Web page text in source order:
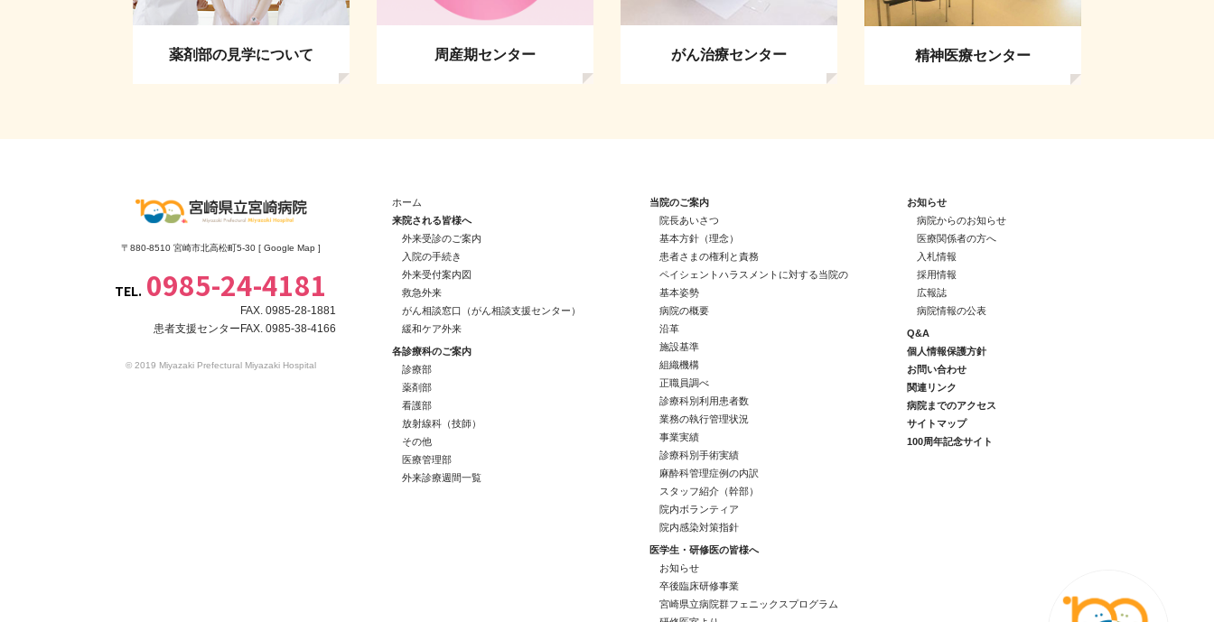
周産期センター がん治療センター 精神医療センター
〒880-8510 宮崎市北高松町5-30 [ Google Map ]
TEL. 0985-24-4181
FAX. 0985-28-1881
患者支援センターFAX. 0985-38-4166
© 2019 Miyazaki Prefectural Miyazaki Hospital
ホーム
来院される皆様へ
外来受診のご案内
入院の手続き
外来受付案内図
救急外来
がん相談窓口（がん相談支援センター）
緩和ケア外来
各診療科のご案内
診療部
薬剤部
看護部
放射線科（技師）
その他
医療管理部
外来診療週間一覧
当院のご案内
院長あいさつ
基本方針（理念）
患者さまの権利と責務
ペイシェントハラスメントに対する当院の
基本姿勢
病院の概要
沿革
施設基準
組織機構
正職員調べ
診療科別利用患者数
業務の執行管理状況
事業実績
診療科別手術実績
麻酔科管理症例の内訳
スタッフ紹介（幹部）
院内ボランティア
院内感染対策指針
医学生・研修医の皆様へ
お知らせ
卒後臨床研修事業
宮崎県立病院群フェニックスプログラム
お知らせ
病院からのお知らせ
医療関係者の方へ
入札情報
採用情報
広報誌
病院情報の公表
Q&A
個人情報保護方針
お問い合わせ
関連リンク
病院までのアクセス
サイトマップ
100周年記念サイト